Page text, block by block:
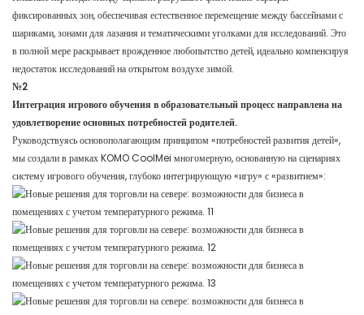
фиксированных зон, обеспечивая естественное перемещение между бассейнами с
шариками, зонами для лазания и тематическими уголками для исследований. Это
в полной мере раскрывает врожденное любопытство детей, идеально компенсируя
недостаток исследований на открытом воздухе зимой.
№2
Интеграция игрового обучения в образовательный процесс направлена ​​на
удовлетворение основных потребностей родителей.
Руководствуясь основополагающим принципом «потребностей развития детей»,
мы создали в рамках KOMO CoolMei многомерную, основанную на сценариях
систему игрового обучения, глубоко интегрирующую «игру» с «развитием»: